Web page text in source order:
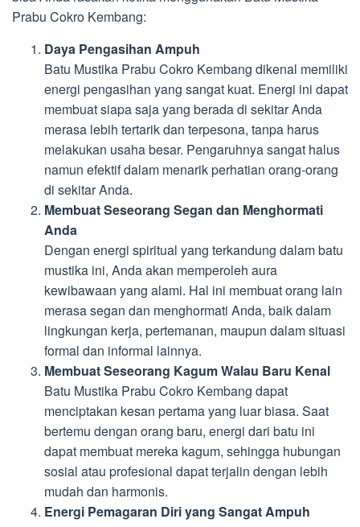
Prabu Cokro Kembang:
Daya Pengasihan Ampuh
Batu Mustika Prabu Cokro Kembang dikenal memiliki
energi pengasihan yang sangat kuat. Energi ini dapat
membuat siapa saja yang berada di sekitar Anda
merasa lebih tertarik dan terpesona, tanpa harus
melakukan usaha besar. Pengaruhnya sangat halus
namun efektif dalam menarik perhatian orang-orang
di sekitar Anda.
Membuat Seseorang Segan dan Menghormati
Anda
Dengan energi spiritual yang terkandung dalam batu
mustika ini, Anda akan memperoleh aura
kewibawaan yang alami. Hal ini membuat orang lain
merasa segan dan menghormati Anda, baik dalam
lingkungan kerja, pertemanan, maupun dalam situasi
formal dan informal lainnya.
Membuat Seseorang Kagum Walau Baru Kenal
Batu Mustika Prabu Cokro Kembang dapat
menciptakan kesan pertama yang luar biasa. Saat
bertemu dengan orang baru, energi dari batu ini
dapat membuat mereka kagum, sehingga hubungan
sosial atau profesional dapat terjalin dengan lebih
mudah dan harmonis.
Energi Pemagaran Diri yang Sangat Ampuh